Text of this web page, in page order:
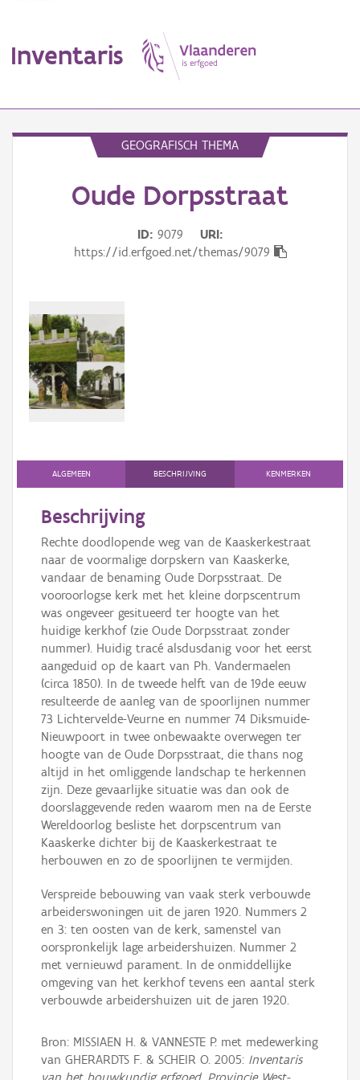
Inventaris
Erfgoedobject
Gebeurtenis
Persoon of collectief
Downloads
Aanmelden
GEOGRAFISCH THEMA
Oude Dorpsstraat
ID 9079
URI
https://id.erfgoed.net/themas/9079
ALGEMEEN BESCHRIJVING KENMERKEN
Beschrijving
Rechte doodlopende weg van de Kaaskerkestraat
naar de voormalige dorpskern van Kaaskerke,
vandaar de benaming Oude Dorpsstraat. De
vooroorlogse kerk met het kleine dorpscentrum
was ongeveer gesitueerd ter hoogte van het
huidige kerkhof (zie Oude Dorpsstraat zonder
nummer). Huidig tracé alsdusdanig voor het eerst
aangeduid op de kaart van Ph. Vandermaelen
(circa 1850). In de tweede helft van de 19de eeuw
resulteerde de aanleg van de spoorlijnen nummer
73 Lichtervelde-Veurne en nummer 74 Diksmuide-
Nieuwpoort in twee onbewaakte overwegen ter
hoogte van de Oude Dorpsstraat, die thans nog
altijd in het omliggende landschap te herkennen
zijn. Deze gevaarlijke situatie was dan ook de
doorslaggevende reden waarom men na de Eerste
Wereldoorlog besliste het dorpscentrum van
Kaaskerke dichter bij de Kaaskerkestraat te
herbouwen en zo de spoorlijnen te vermijden.
Verspreide bebouwing van vaak sterk verbouwde
arbeiderswoningen uit de jaren 1920. Nummers 2
en 3: ten oosten van de kerk, samenstel van
oorspronkelijk lage arbeidershuizen. Nummer 2
met vernieuwd parament. In de onmiddellijke
omgeving van het kerkhof tevens een aantal sterk
verbouwde arbeidershuizen uit de jaren 1920.
Bron: MISSIAEN H. & VANNESTE P. met medewerking
van GHERARDTS F. & SCHEIR O. 2005: Inventaris